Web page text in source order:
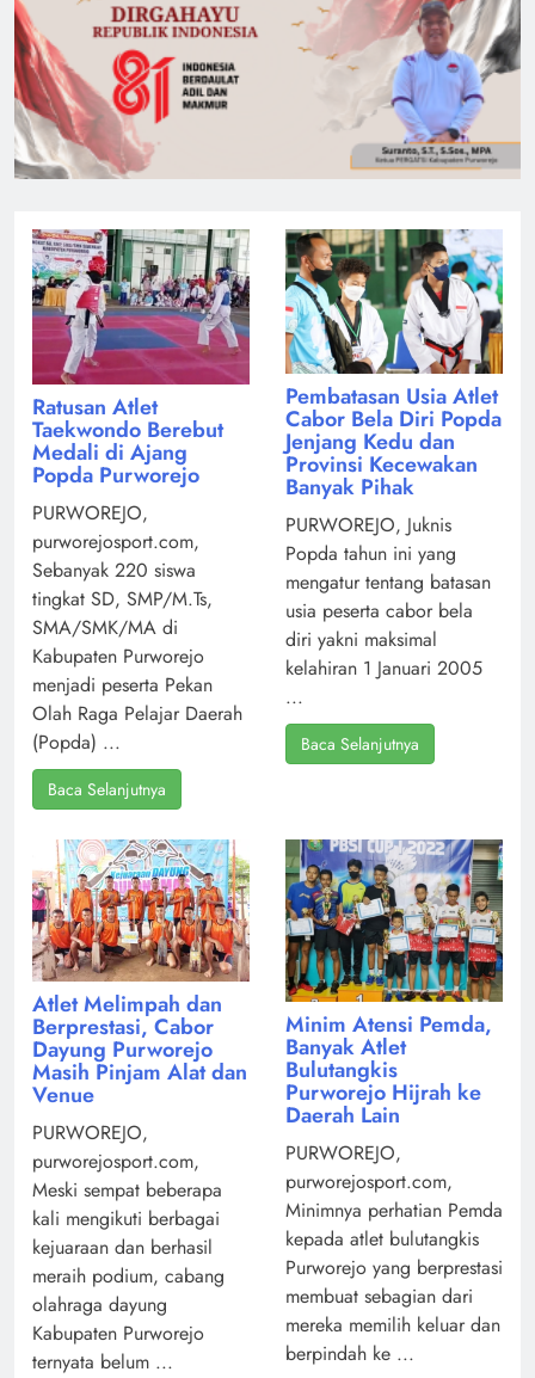
Ratusan Atlet
Taekwondo Berebut
Medali di Ajang
Popda Purworejo
PURWOREJO,
purworejosport.com,
Sebanyak 220 siswa
tingkat SD, SMP/M.Ts,
SMA/SMK/MA di
Kabupaten Purworejo
menjadi peserta Pekan
Olah Raga Pelajar Daerah
(Popda) ...
Baca Selanjutnya
Pembatasan Usia Atlet
Cabor Bela Diri Popda
Jenjang Kedu dan
Provinsi Kecewakan
Banyak Pihak
PURWOREJO, Juknis
Popda tahun ini yang
mengatur tentang batasan
usia peserta cabor bela
diri yakni maksimal
kelahiran 1 Januari 2005
...
Baca Selanjutnya
Atlet Melimpah dan
Berprestasi, Cabor
Dayung Purworejo
Masih Pinjam Alat dan
Venue
PURWOREJO,
purworejosport.com,
Meski sempat beberapa
kali mengikuti berbagai
kejuaraan dan berhasil
meraih podium, cabang
olahraga dayung
Kabupaten Purworejo
ternyata belum ...
Minim Atensi Pemda,
Banyak Atlet
Bulutangkis
Purworejo Hijrah ke
Daerah Lain
PURWOREJO,
purworejosport.com,
Minimnya perhatian Pemda
kepada atlet bulutangkis
Purworejo yang berprestasi
membuat sebagian dari
mereka memilih keluar dan
berpindah ke ...